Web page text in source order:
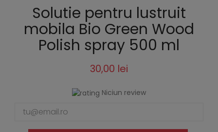
Solutie pentru lustruit
mobila Bio Green Wood
Polish spray 500 ml
30,00 lei
Niciun review